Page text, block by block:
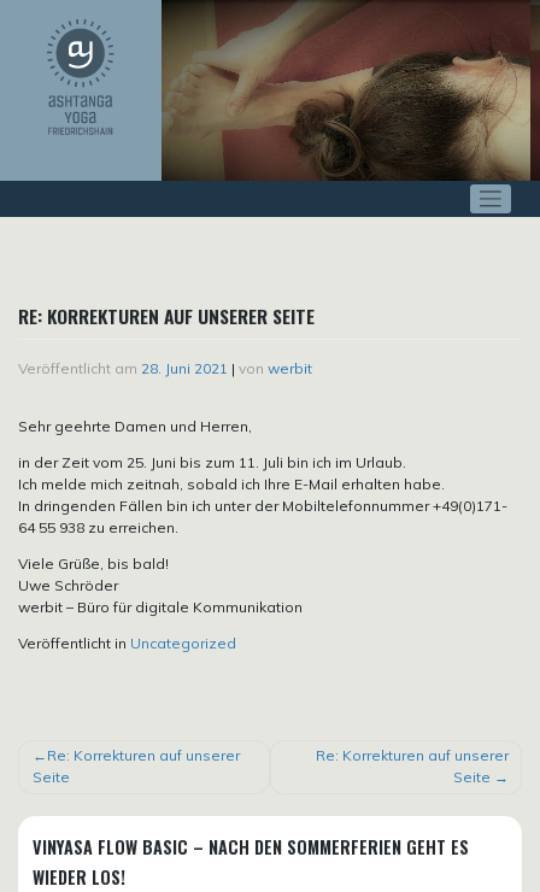
springen
RE: KORREKTUREN AUF UNSERER SEITE
Veröffentlicht am 28. Juni 2021 | von werbit
Sehr geehrte Damen und Herren,
in der Zeit vom 25. Juni bis zum 11. Juli bin ich im Urlaub.
Ich melde mich zeitnah, sobald ich Ihre E-Mail erhalten habe.
In dringenden Fällen bin ich unter der Mobiltelefonnummer +49(0)171-
64 55 938 zu erreichen.
Viele Grüße, bis bald!
Uwe Schröder
werbit – Büro für digitale Kommunikation
Veröffentlicht in Uncategorized
BEITRAGSNAVIGATION
Re: Korrekturen auf unserer
Seite
Re: Korrekturen auf unserer
Seite
VINYASA FLOW BASIC – NACH DEN SOMMERFERIEN GEHT ES
WIEDER LOS!